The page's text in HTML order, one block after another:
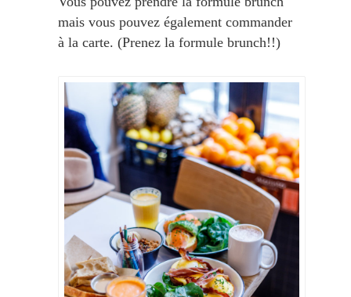
mais vous pouvez également commander
à la carte. (Prenez la formule brunch!!)